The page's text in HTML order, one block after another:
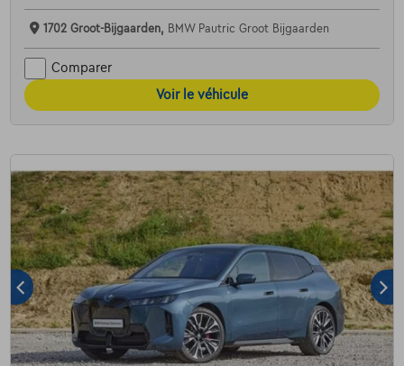
1702 Groot-Bijgaarden, BMW Pautric Groot Bijgaarden
Comparer
Voir le véhicule